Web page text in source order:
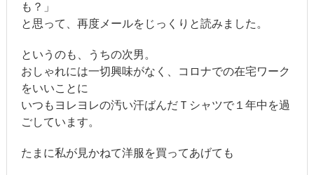
も？」
と思って、再度メールをじっくりと読みました。
というのも、うちの次男。
おしゃれには一切興味がなく、コロナでの在宅ワーク
をいいことに
いつもヨレヨレの汚い汗ばんだＴシャツで１年中を過
ごしています。
たまに私が見かねて洋服を買ってあげても